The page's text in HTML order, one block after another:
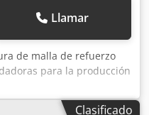
Llamar
de malla de refuerzo
para la producción
en lotes medianos
y ultra-dinámica
Clasificado